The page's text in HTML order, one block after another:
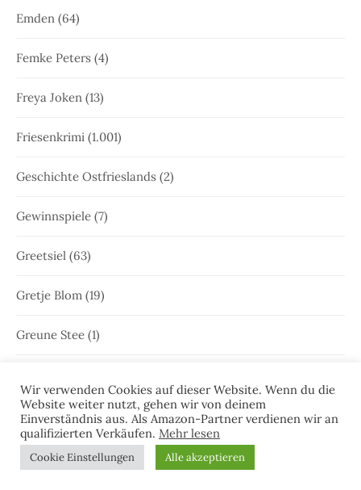
Emden (64)
Femke Peters (4)
Freya Joken (13)
Friesenkrimi (1.001)
Geschichte Ostfrieslands (2)
Gewinnspiele (7)
Greetsiel (63)
Gretje Blom (19)
Greune Stee (1)
Gulfhaus(1)
Hammrich(1)
Wir verwenden Cookies auf dieser Website. Wenn du die
Website weiter nutzt, gehen wir von deinem
Einverständnis aus. Als Amazon-Partner verdienen wir an
qualifizierten Verkäufen. Mehr lesen
Cookie Einstellungen Alle akzeptieren